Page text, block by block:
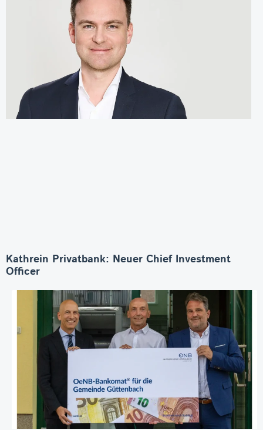
Kathrein Privatbank: Neuer Chief Investment
Officer